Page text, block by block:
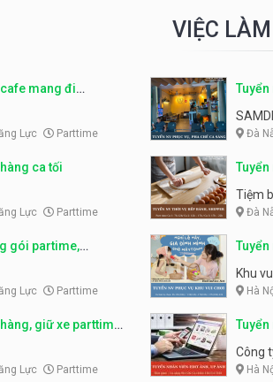
VIỆC
mang đi
Lực Parttime
Tuyển
Đà
ca tối
Lực Parttime
Tiệm
Đà
gói partime,
Lực Parttime
Khu
Hà
giữ xe parttime
Lực Parttime
Công
Hà